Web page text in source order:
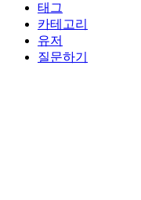
태그
카테고리
유저
질문하기